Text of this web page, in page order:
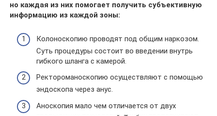
но каждая из них помогает получить субъективную
информацию из каждой зоны:
Колоноскопию проводят под общим наркозом.
Суть процедуры состоит во введении внутрь
гибкого шланга с камерой.
Ректороманоскопию осуществляют с помощью
эндоскопа через анус.
Аноскопия мало чем отличается от двух